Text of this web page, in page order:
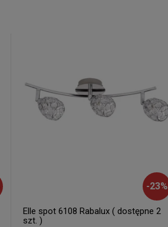
-23%
Elle spot 6108 Rabalux ( dostępne 2
szt. )